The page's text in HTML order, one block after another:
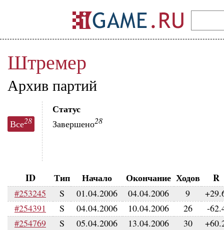
Штремер
Архив партий
Все28
Статус
Завершено28
ID Тип Начало Окончание Ходов R
#253245 S 01.04.2006 04.04.2006 9
#254391
S 04.04.2006 10.04.2006 26
-
#254769
S 05.04.2006 13.04.2006 30